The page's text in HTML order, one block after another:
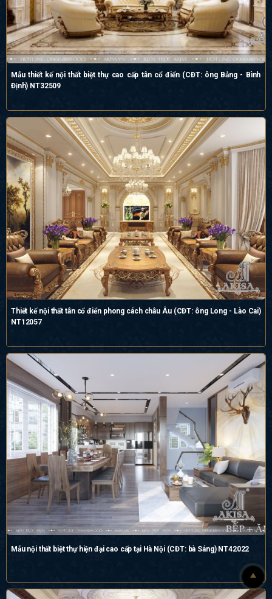
Mẫu thiết kế nội thất biệt thự cao cấp tân cổ điển (CĐT: ông Bảng - Bình
Định) NT32509
Thiết kế nội thất tân cổ điển phong cách châu Âu (CĐT: ông Long - Lào Cai)
NT12057
Mẫu nội thất biệt thự hiện đại cao cấp tại Hà Nội (CĐT: bà Sáng) NT42022